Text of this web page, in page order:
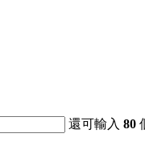
還可輸入80